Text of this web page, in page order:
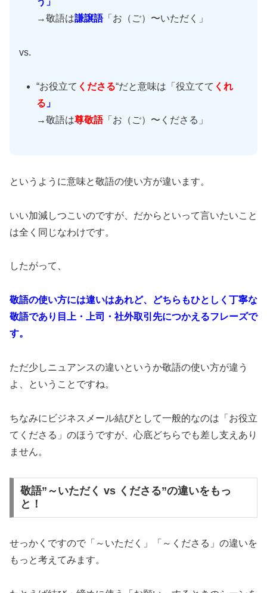
→敬語は謙譲語「お（ご）〜いただく」
vs.
“お役立て くださる“だと意味は「役立てて くれ
る 」
→敬語は尊敬語「お（ご）〜くださる」
というように意味と敬語の使い方が違います。
いい加減しつこいのですが、だからといって言いたいこと
は全く同じなわけです。
したがって、
敬語の使い方には違いはあれど、どちらもひとしく丁寧な
敬語であり目上・上司・社外取引先につかえるフレーズで
す。
ただ少しニュアンスの違いというか敬語の使い方が違う
よ、ということですね。
ちなみにビジネスメール結びとして一般的なのは「お役立
てくださる」のほうですが、心底どちらでも差し支えあり
ません。
敬語”～いただく vs くださる”の違いをもっ
と！
せっかくですので「～いただく」「～くださる」の違いを
もっと考えてみます。